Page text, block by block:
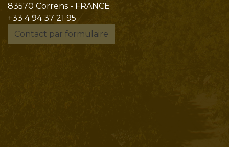
83570 Correns - FRANCE
+33 4 94 37 21 95
Contact par formulaire